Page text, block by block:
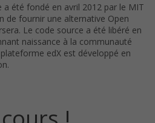
a été fondé en avril 2012 par le MIT
de fournir une alternative Open
Le code source a été libéré en
naissance à la communauté
edX est développé en